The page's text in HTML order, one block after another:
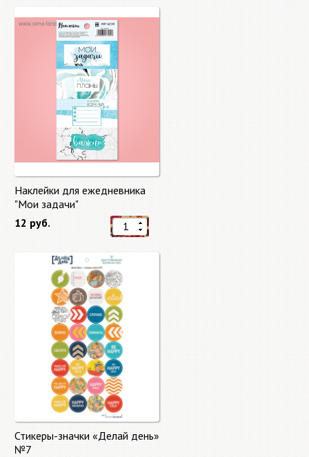
Наклейки для ежедневника
"Мои задачи"
12 руб.
Стикеры-значки «Делай день»
№7